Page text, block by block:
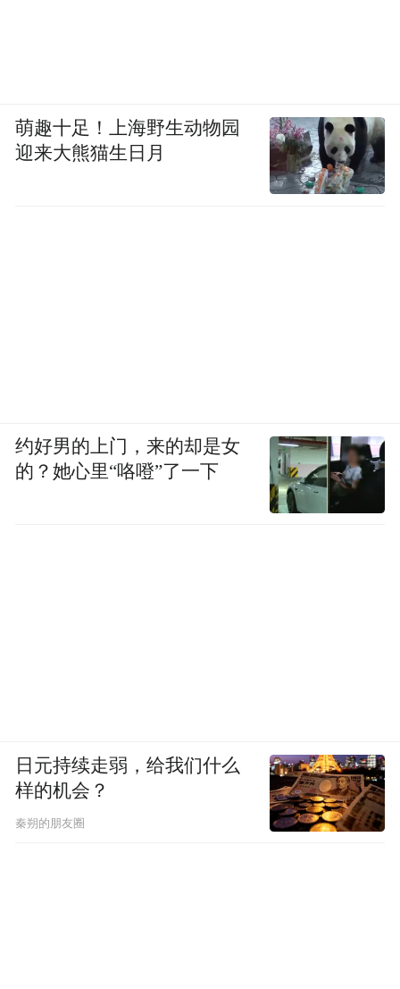
萌趣十足！上海野生动物园
迎来大熊猫生日月
约好男的上门，来的却是女
的？她心里“咯噔”了一下
日元持续走弱，给我们什么
样的机会？
秦朔的朋友圈